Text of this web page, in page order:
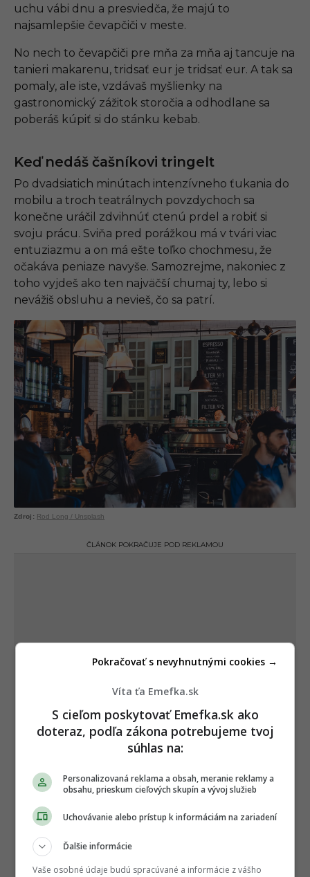
uchu vábi dnu a presviedča, že majú to
najsamlepšie čevapčiči v meste.
No nech to čevapčiči pre mňa za mňa aj tancuje na
tanieri makarenu, tridsať eur je tridsať eur. A tak sa
pomaly, ale iste, vzdávaš myšlienky na
gastronomický zážitok storočia a odhodlane sa
poberáš kúpiť si do stánku kebab.
Keď nedáš čašníkovi tringelt
Po dvadsiatich minútach intenzívneho ťukania do
mobilu a troch teatrálnych povzdychoch sa
konečne uráčil zdvihnúť ctenú prdel a robiť si
svoju prácu. Sviňa pred porážkou má v tvári viac
entuziazmu a on má ešte toľko chochmesu, že
očakáva peniaze navyše. Samozrejme, nakoniec z
toho vyjdeš ako ten najväčší chumaj ty, lebo si
nevážiš obsluhu a nevieš, čo sa patrí.
Rod Long / Unsplash
ČLÁNOK POKRAČUJE POD REKLAMOU
Víta ťa Emefka.sk
S cieľom poskytovať Emefka.sk ako
doteraz, podľa zákona potrebujeme tvoj
súhlas na:
Personalizovaná reklama a obsah, meranie reklamy a
obsahu, prieskum cieľových skupín a vývoj služieb
Uchovávanie alebo prístup k informáciám na zariadení
Ďalšie informácie
Vaše osobné údaje budú spracúvané a informácie z vášho
Pokračovať s nevyhnutnými cookies →